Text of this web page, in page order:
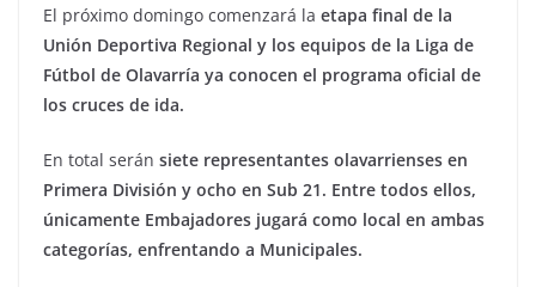
El próximo domingo comenzará la etapa final de la
Unión Deportiva Regional y los equipos de la Liga de
Fútbol de Olavarría ya conocen el programa oficial de
los cruces de ida.
En total serán siete representantes olavarrienses en
Primera División y ocho en Sub 21. Entre todos ellos,
únicamente Embajadores jugará como local en ambas
categorías, enfrentando a Municipales.